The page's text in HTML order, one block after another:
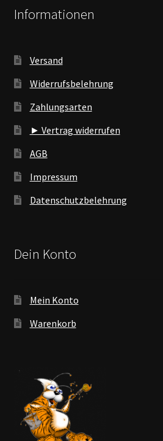
Informationen
Versand
Widerrufsbelehrung
Zahlungsarten
► Vertrag widerrufen
AGB
Impressum
Datenschutzbelehrung
Dein Konto
Mein Konto
Warenkorb